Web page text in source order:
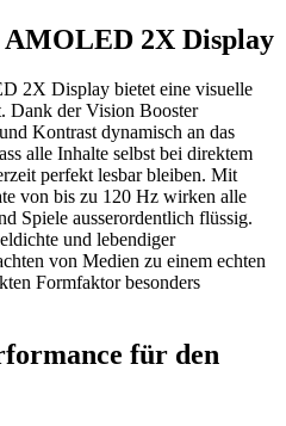
2X Display
2X Display bietet eine visuelle
Dank der Vision Booster
Kontrast dynamisch an das
alle Inhalte selbst bei direktem
perfekt lesbar bleiben. Mit
von bis zu 120 Hz wirken alle
Spiele ausserordentlich flüssig.
und lebendiger
von Medien zu einem echten
Formfaktor besonders
für den